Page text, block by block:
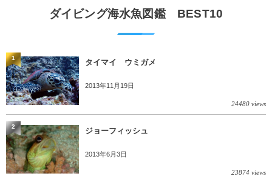
ダイビング海水魚図鑑 BEST10
タイマイ ウミガメ
2013年11月19日
24480 views
1
ジョーフィッシュ
2013年6月3日
23874 views
2